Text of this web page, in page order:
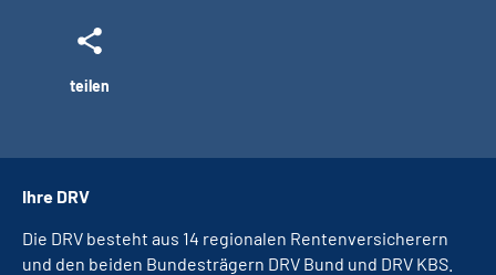
teilen
Ihre DRV
Die DRV besteht aus 14 regionalen Rentenversicherern
und den beiden Bundesträgern DRV Bund und DRV KBS.